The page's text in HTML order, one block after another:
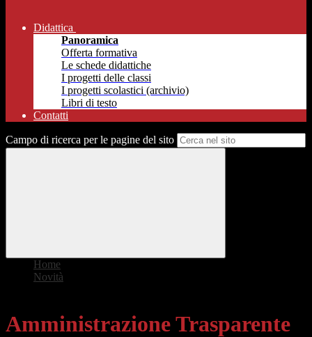
Didattica
Panoramica
Offerta formativa
Le schede didattiche
I progetti delle classi
I progetti scolastici (archivio)
Libri di testo
Contatti
Campo di ricerca per le pagine del sito
Home
Novità
Amministrazione Trasparente